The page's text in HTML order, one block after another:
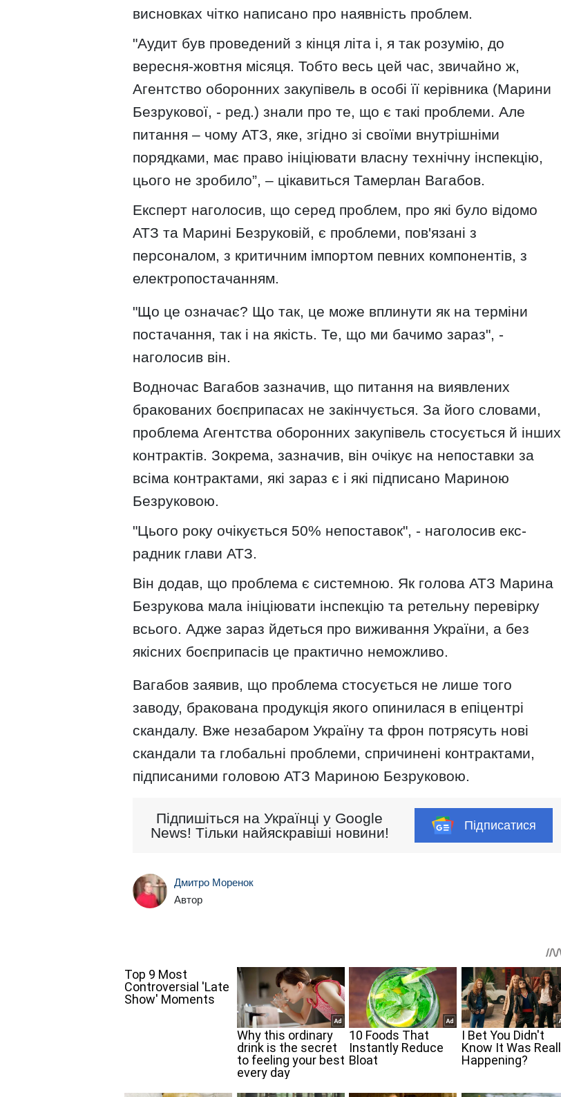
висновках чітко написано про наявність проблем.
"Аудит був проведений з кінця літа і, я так розумію, до
вересня-жовтня місяця. Тобто весь цей час, звичайно ж,
Агентство оборонних закупівель в особі її керівника (Марини
Безрукової, - ред.) знали про те, що є такі проблеми. Але
питання – чому АТЗ, яке, згідно зі своїми внутрішніми
порядками, має право ініціювати власну технічну інспекцію,
цього не зробило”, – цікавиться Тамерлан Вагабов.
Експерт наголосив, що серед проблем, про які було відомо
АТЗ та Марині Безруковій, є проблеми, пов'язані з
персоналом, з критичним імпортом певних компонентів, з
електропостачанням.
"Що це означає? Що так, це може вплинути як на терміни
постачання, так і на якість. Те, що ми бачимо зараз", -
наголосив він.
Водночас Вагабов зазначив, що питання на виявлених
бракованих боєприпасах не закінчується. За його словами,
проблема Агентства оборонних закупівель стосується й інших
контрактів. Зокрема, зазначив, він очікує на непоставки за
всіма контрактами, які зараз є і які підписано Мариною
Безруковою.
"Цього року очікується 50% непоставок", - наголосив екс-
радник глави АТЗ.
Він додав, що проблема є системною. Як голова АТЗ Марина
Безрукова мала ініціювати інспекцію та ретельну перевірку
всього. Адже зараз йдеться про виживання України, а без
якісних боєприпасів це практично неможливо.
Вагабов заявив, що проблема стосується не лише того
заводу, бракована продукція якого опинилася в епіцентрі
скандалу. Вже незабаром Україну та фрон потрясуть нові
скандали та глобальні проблеми, спричинені контрактами,
підписаними головою АТЗ Мариною Безруковою.
Підпишіться на Українці у Google
News! Тільки найяскравіші новини!
Підписатися
Дмитро Моренок
Автор